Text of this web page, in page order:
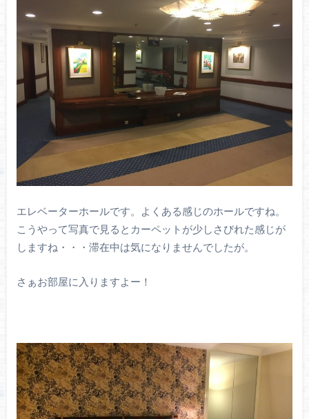
エレベーターホールです。よくある感じのホールですね。
こうやって写真で見るとカーペットが少しさびれた感じが
しますね・・・滞在中は気になりませんでしたが。
さぁお部屋に入りますよー！